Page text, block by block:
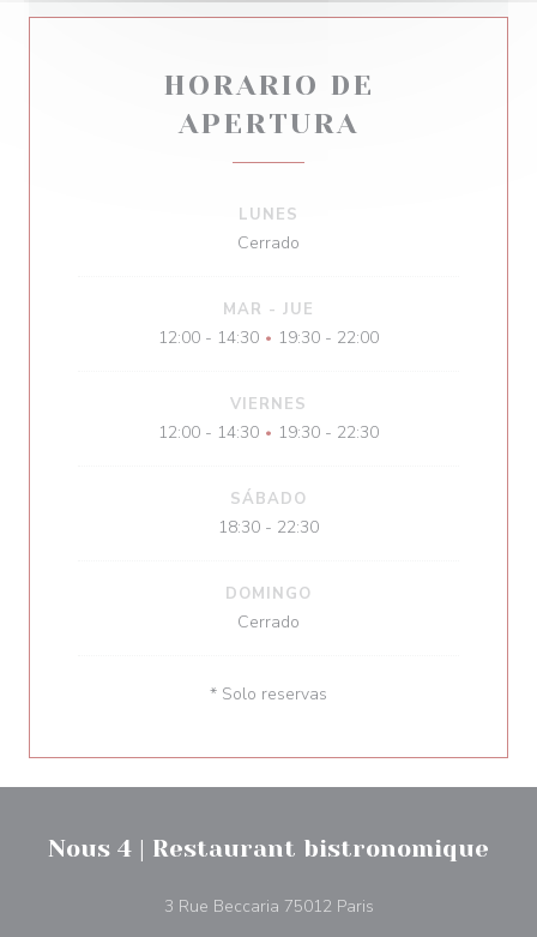
HORARIO DE
APERTURA
LUNES
Cerrado
MAR -JUE
12:00 - 14:30 • 19:30 - 22:00
VIERNES
12:00 - 14:30 • 19:30 - 22:30
SÁBADO
18:30 - 22:30
DOMINGO
Cerrado
* Solo reservas
Nous 4 | Restaurant bistronomique
3 Rue Beccaria 75012 Paris((abre en una nueva